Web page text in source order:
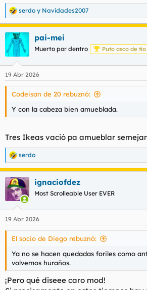
R
e
a
c
c
i
e
s
serdo y Navidades2007
pai-mei
Muerto por dentro Puto asco de tío
19 Abr 2026
Codeisan de 20 rebuznó:
Y con la cabeza bien amueblada.
Tres Ikeas vació pa amueblar
R
e
a
c
c
i
e
s
serdo
ignaciofdez
Most Scrolleable User EVER
19 Abr 2026
El socio de Diego rebuznó:
Ya no se hacen quedadas foriles como
volvemos huraños.
¡Pero qué diseee caro mod!